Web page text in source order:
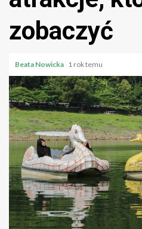
zobaczyć
Beata Nowicka 1 rok temu